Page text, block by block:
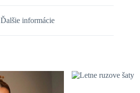
Ďalšie informácie